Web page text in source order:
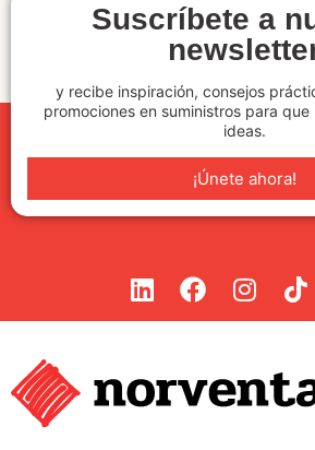
Suscríbete a
y recibe inspiración, consejos
promociones en suministros para
ideas.
¡Únete ahora!